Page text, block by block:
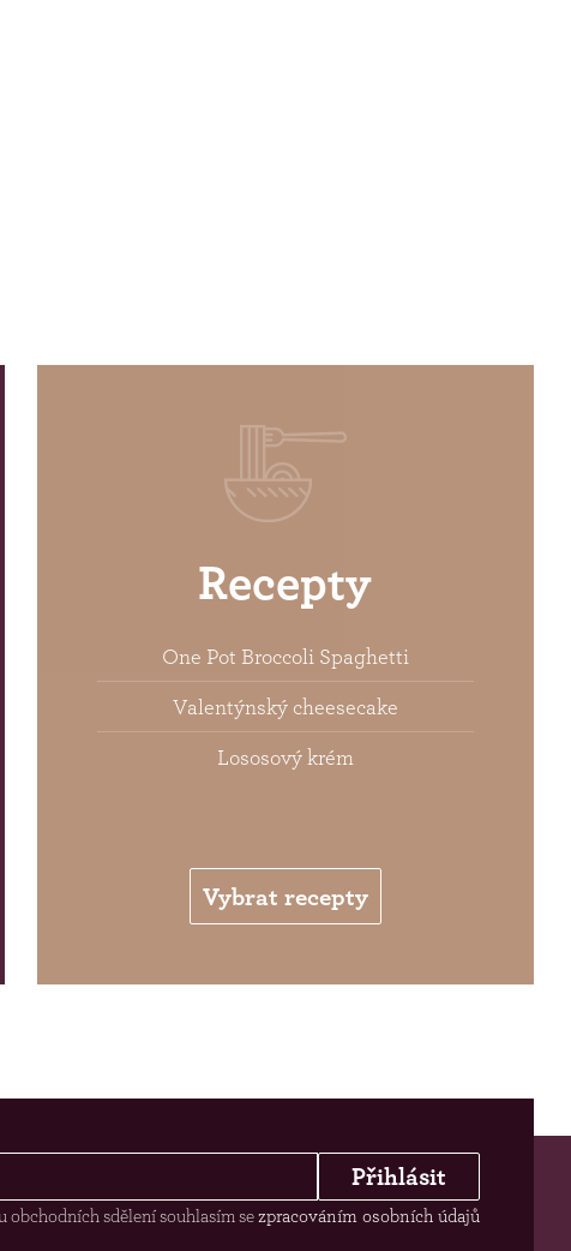
Recepty
One Pot Broccoli Spaghetti
Valentýnský cheesecake
Lososový krém
Vybrat recepty
Přihlásit
obchodních sdělení souhlasím sezpracováním osobních údajů